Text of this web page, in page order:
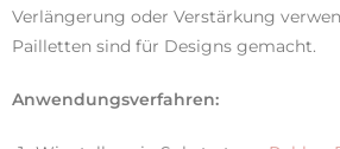
Verlängerung oder Verstärkung
Pailletten sind für Designs gemacht.
Anwendungsverfahren: